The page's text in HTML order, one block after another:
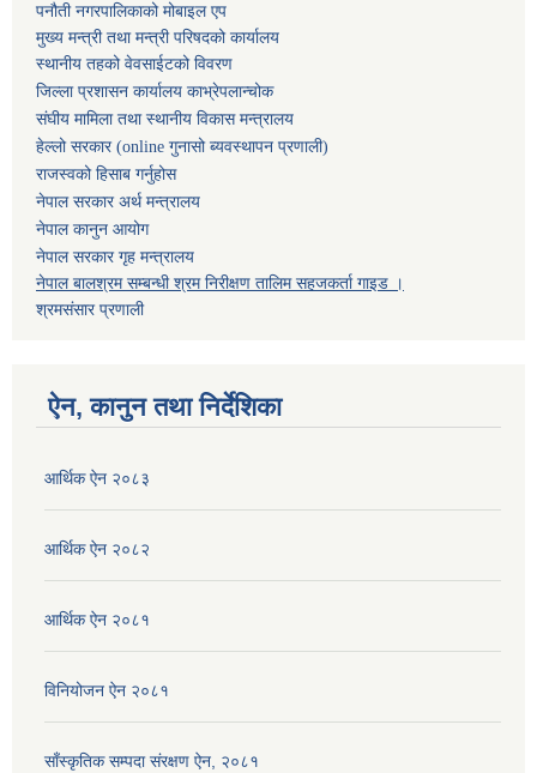
पनौती नगरपालिकाको मोबाइल एप
मुख्य मन्त्री तथा मन्त्री परिषदको कार्यालय
स्थानीय तहको वेवसाईटको विवरण
जिल्ला प्रशासन कार्यालय काभ्रेपलान्चोक
संघीय मामिला तथा स्थानीय विकास मन्त्रालय
हेल्लो सरकार (online गुनासो ब्यवस्थापन प्रणाली)
राजस्वको हिसाब गर्नुहोस
नेपाल सरकार अर्थ मन्त्रालय
नेपाल कानुन आयोग
नेपाल सरकार गृह मन्त्रालय
नेपाल बालश्रम सम्बन्धी श्रम निरीक्षण तालिम सहजकर्ता गाइड ।
श्रमसंसार प्रणाली
ऐन, कानुन तथा निर्देशिका
आर्थिक ऐन २०८३
आर्थिक ऐन २०८२
आर्थिक ऐन २०८१
विनियोजन ऐन २०८१
साँस्कृतिक सम्पदा संरक्षण ऐन, २०८१